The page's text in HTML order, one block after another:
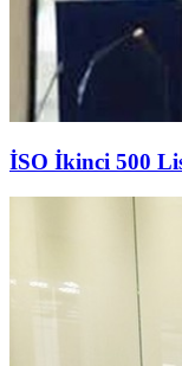
İSO İkinci 500